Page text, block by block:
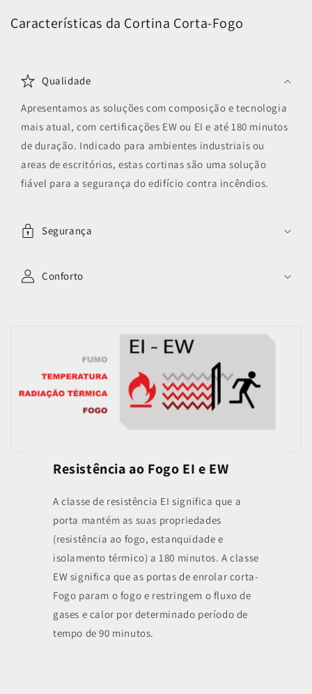
Características da Cortina Corta-Fogo
Qualidade
Apresentamos as soluções com composição e tecnologia
mais atual, com certificações EW ou EI e até 180 minutos
de duração. Indicado para ambientes industriais ou
areas de escritórios, estas cortinas são uma solução
fiável para a segurança do edifício contra incêndios.
Segurança
Conforto
Resistência ao Fogo EI e EW
A classe de resistência EI significa que a
porta mantém as suas propriedades
(resistência ao fogo, estanquidade e
isolamento térmico) a 180 minutos. A classe
EW significa que as portas de enrolar corta-
Fogo param o fogo e restringem o fluxo de
gases e calor por determinado período de
tempo de 90 minutos.